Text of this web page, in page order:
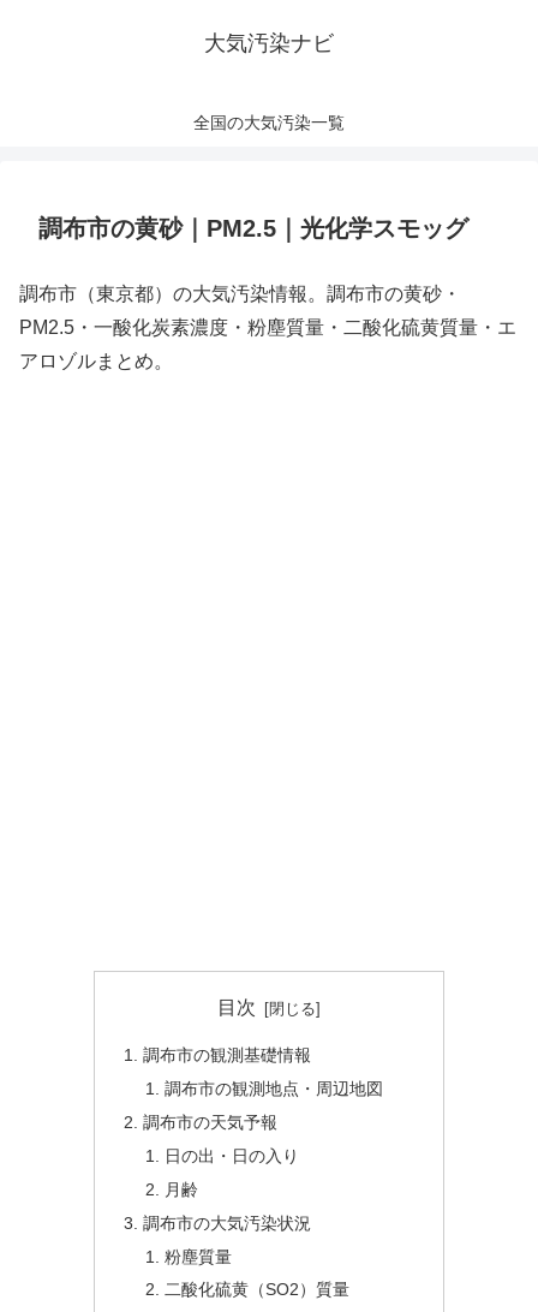
大気汚染ナビ
全国の大気汚染一覧
調布市の黄砂｜PM2.5｜光化学スモッグ
調布市（東京都）の大気汚染情報。調布市の黄砂・
PM2.5・一酸化炭素濃度・粉塵質量・二酸化硫黄質量・エ
アロゾルまとめ。
目次
調布市の観測基礎情報
調布市の観測地点・周辺地図
調布市の天気予報
日の出・日の入り
月齢
調布市の大気汚染状況
粉塵質量
二酸化硫黄（SO2）質量